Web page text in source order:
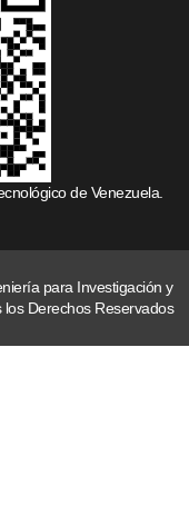
de Venezuela.
para Investigación y
Derechos Reservados